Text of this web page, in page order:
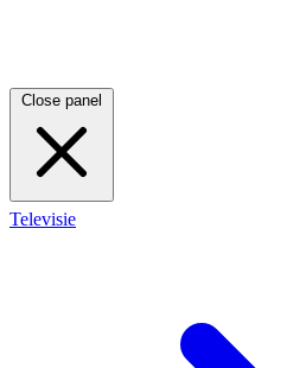
Close panel
Televisie